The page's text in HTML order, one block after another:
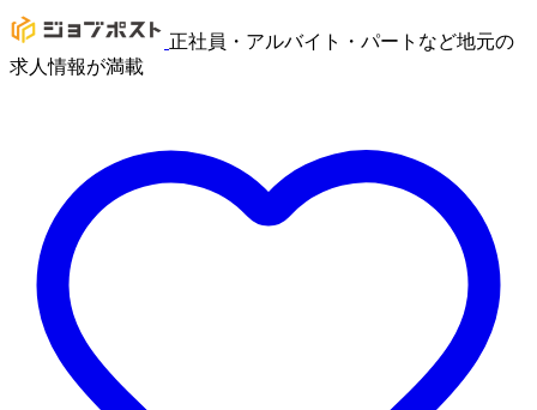
正社員・アルバイト・パートなど地元の
求人情報が満載